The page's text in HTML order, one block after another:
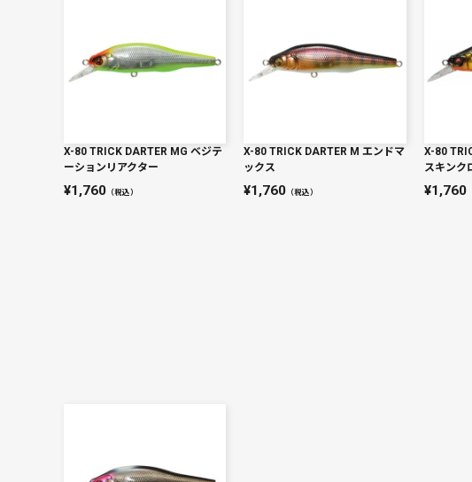
X-80 TRICK DARTER MG ベジテ
ーションリアクター
1,760 （税込）
X-80 TRICK DARTER M エンドマ
ックス
1,760 （税込）
X-80
スキンク
1,760